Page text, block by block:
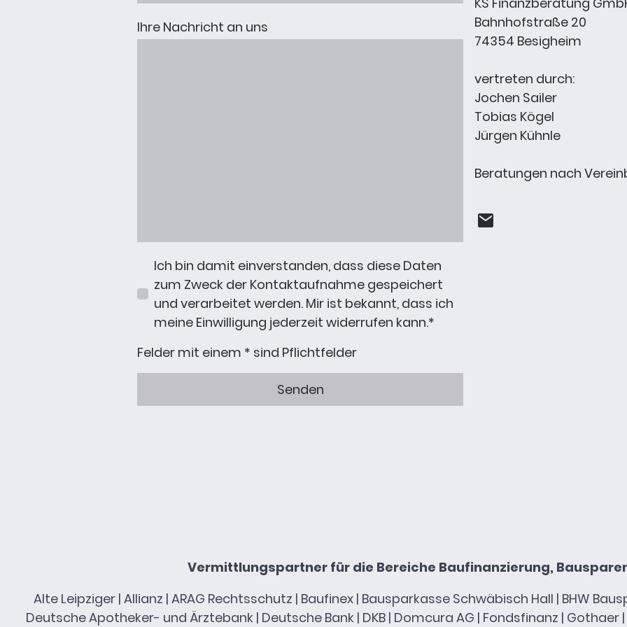
Ihre Nachricht an uns
Ich bin damit einverstanden, dass diese Daten
zum Zweck der Kontaktaufnahme gespeichert
und verarbeitet werden. Mir ist bekannt, dass ich
meine Einwilligung jederzeit widerrufen kann.*
Felder mit einem * sind Pflichtfelder
Senden
Bahnhofstraße 20
74354 Besigheim
vertreten durch:
Jochen Sailer
Tobias Kögel
Jürgen Kühnle
Beratungen nach
Vermittlungspartner für die Bereiche Baufinanzierung,
Alte Leipziger | Allianz | ARAG Rechtsschutz | Baufinex | Bausparkasse Schwäbisch Hall | BHW
Deutsche Apotheker- und Ärztebank | Deutsche Bank | DKB | Domcura AG | Fondsfinanz |